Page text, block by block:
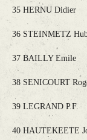
35 HERNU
36 STEINMETZ
37 BAILLY
38 SENICOURT
39 LEGRAND
40 HAUTEKEETE